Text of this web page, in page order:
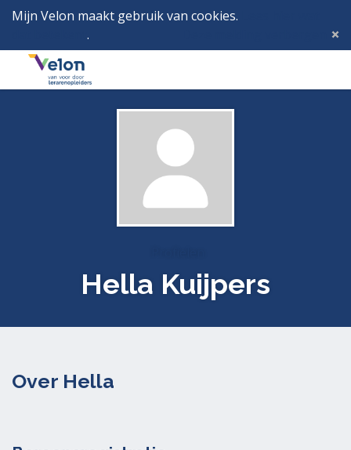
Mijn Velon maakt gebruik van cookies.
.
Menu
Hella Kuijpers
Over Hella